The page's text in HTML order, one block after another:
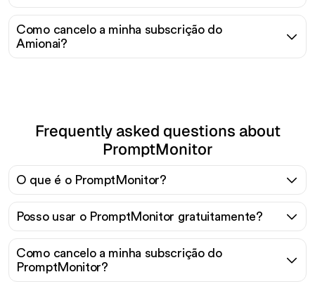
Como cancelo a minha subscrição do
Amionai?
Frequently asked questions about
PromptMonitor
O que é o PromptMonitor?
Posso usar o PromptMonitor gratuitamente?
Como cancelo a minha subscrição do
PromptMonitor?